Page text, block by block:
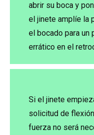
abrir su boca y
el jinete amplíe la
el bocado para un
errático en el
Si el jinete
solicitud de
fuerza no será